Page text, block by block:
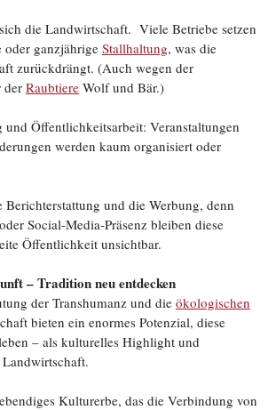
die Landwirtschaft. Viele Betriebe setzen
oder ganzjährige Stallhaltung, was die
zurückdrängt. (Auch wegen der
der Raubtiere Wolf und Bär.)
und Öffentlichkeitsarbeit: Veranstaltungen
werden kaum organisiert oder
Berichterstattung und die Werbung, denn
Social-Media-Präsenz bleiben diese
Öffentlichkeit unsichtbar.
– Tradition neu entdecken
der Transhumanz und die ökologischen
bieten ein enormes Potenzial, diese
– als kulturelles Highlight und
Kulturerbe, das die Verbindung von